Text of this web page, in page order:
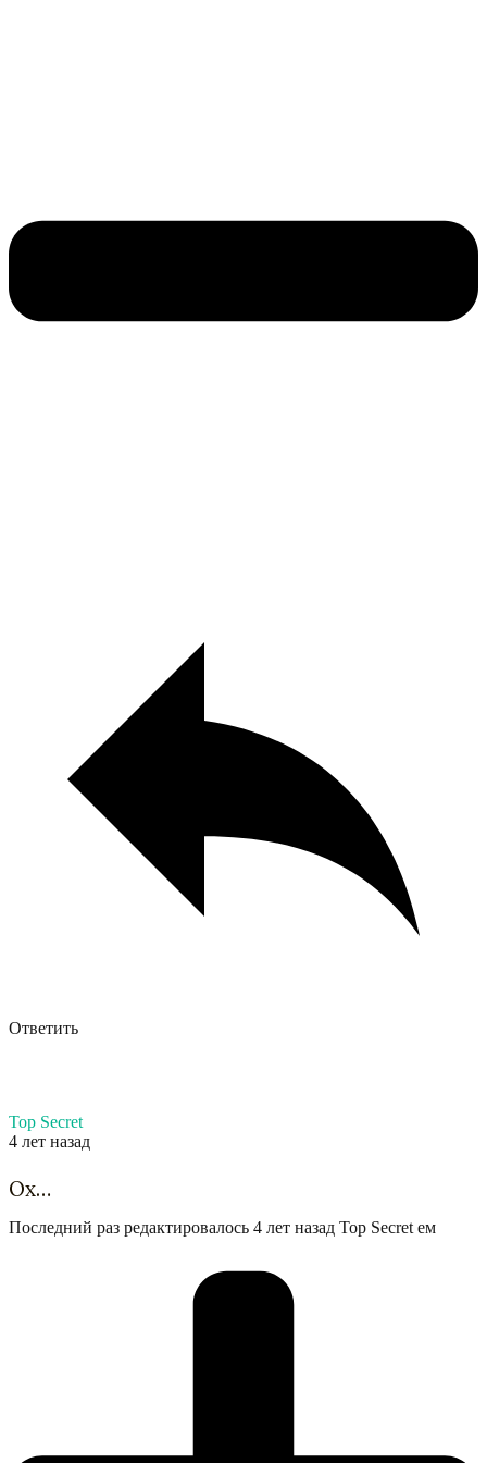
Ответить
Top Secret
4 лет назад
Ох…
Последний раз редактировалось 4 лет назад Top Secret ем